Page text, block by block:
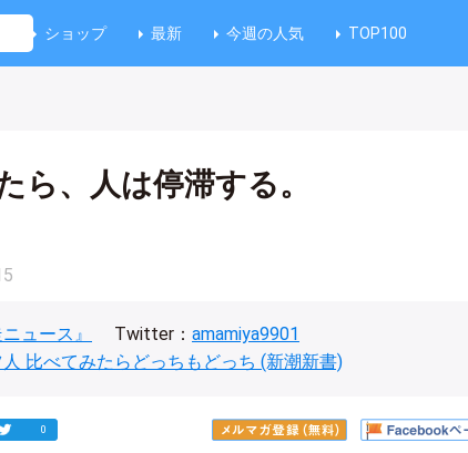
ショップ 最新 今週の人気 TOP100
ら、人は停滞する。
ュース』 Twitter： amamiya9901
比べてみたらどっちもどっち (新潮新書)
0